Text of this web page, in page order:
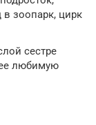
зоопарк, цирк
сестре
любимую